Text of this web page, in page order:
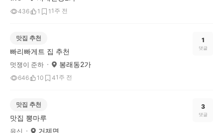
436 1 1 1주 전
맛집 추천
빠리빠게트 집 추천
멋쟁이 준하 봉래동2가
646 10 41주 전
1
댓글
맛집 추천
맛집 뽕마루
유신 거제면
3
댓글